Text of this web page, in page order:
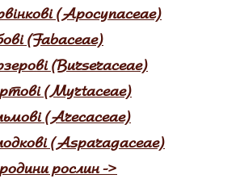
(Apocynaceae)
(Fabaceae)
(Burseraceae)
(Myrtaceae)
(Arecaceae)
(Asparagaceae)
рослин ->